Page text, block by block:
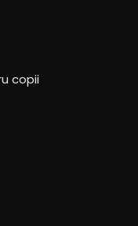
copii